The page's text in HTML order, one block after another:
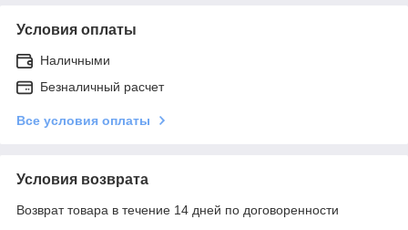
Условия оплаты
Наличными
Безналичный расчет
Все условия оплаты
Условия возврата
Возврат товара в течение 14 дней по договоренности